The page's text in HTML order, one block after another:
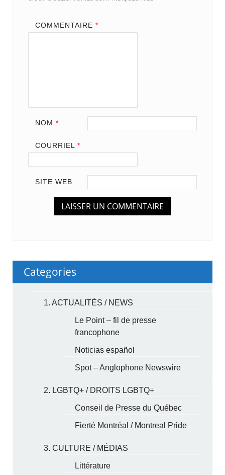
COMMENTAIRE *
NOM *
COURRIEL *
SITE WEB
Categories
1. ACTUALITÉS / NEWS
Le Point – fil de presse
francophone
Noticias español
Spot – Anglophone Newswire
2. LGBTQ+ / DROITS LGBTQ+
Conseil de Presse du Québec
Fierté Montréal / Montreal Pride
3. CULTURE / MÉDIAS
Littérature